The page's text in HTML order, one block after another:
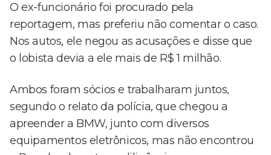
O ex-funcionário foi procurado pela
reportagem, mas preferiu não comentar o caso.
Nos autos, ele negou as acusações e disse que
o lobista devia a ele mais de R$ 1 milhão.
Ambos foram sócios e trabalharam juntos,
segundo o relato da polícia, que chegou a
apreender a BMW, junto com diversos
equipamentos eletrônicos, mas não encontrou